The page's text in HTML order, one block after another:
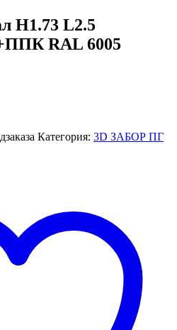
Н1.73 L2.5
RAL 6005
Категория: 3D ЗАБОР ПГ